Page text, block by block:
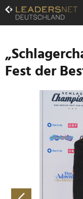
Zum
Inhalt
Zur
Navigation
Zur
Hauptnavigation
Fest der